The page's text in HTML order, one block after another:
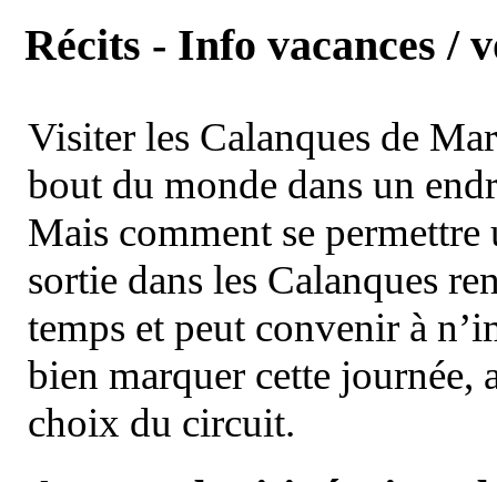
Récits - Info vacances /
Visiter les Calanques de
bout du monde dans un
Mais comment se permettre
sortie dans les Calanques
temps et peut convenir à
bien marquer cette journée,
choix du circuit.